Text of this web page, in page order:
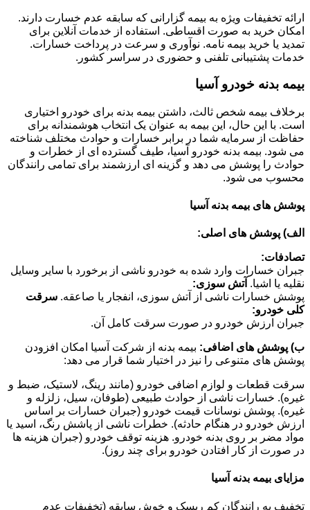
ارائه تخفیفات ویژه به بیمه گزارانی که سابقه عدم خسارت دارند.
امکان خرید به صورت اقساطی. استفاده از خدمات آنلاین برای
تمدید یا خرید بیمه نامه. نوآوری و سرعت در پرداخت خسارات.
خدمات پشتیبانی تلفنی و حضوری در سراسر کشور.
بیمه بدنه خودرو آسیا
برخلاف بیمه شخص ثالث، داشتن بیمه بدنه برای خودرو اختیاری
است. با این حال، این بیمه به عنوان یک انتخاب هوشمندانه برای
حفاظت از سرمایه شما در برابر خسارات و حوادث مختلف شناخته
می شود. بیمه بدنه خودرو آسیا، طیف گسترده ای از خطرات و
حوادث را پوشش می دهد و گزینه ای ارزشمند برای تمامی رانندگان
محسوب می شود.
پوشش های بیمه بدنه آسیا
الف) پوشش های اصلی:
تصادفات:
جبران خسارات وارد شده به خودرو ناشی از برخورد با سایر وسایل
نقلیه یا اشیا. آتش سوزی:
پوشش خسارات ناشی از آتش سوزی، انفجار یا صاعقه. سرقت
کلی خودرو:
جبران ارزش خودرو در صورت سرقت کامل آن.
ب) پوشش های اضافی: بیمه بدنه از شرکت آسیا امکان افزودن
پوشش های متنوعی را نیز در اختیار شما قرار می دهد:
سرقت قطعات و لوازم اضافی خودرو (مانند رینگ، لاستیک، ضبط و
غیره). خسارات ناشی از حوادث طبیعی (طوفان، سیل، زلزله و
غیره). پوشش نوسانات قیمت خودرو (جبران خسارات بر اساس
ارزش خودرو در هنگام حادثه). خطرات ناشی از پاشش رنگ، اسید یا
مواد مضر بر روی بدنه خودرو. هزینه توقف خودرو (جبران هزینه ها
در صورت از کار افتادن خودرو برای چند روز).
مزایای بیمه بدنه آسیا
تخفیف به رانندگان کم ریسک و خوش سابقه (تخفیفات عدم